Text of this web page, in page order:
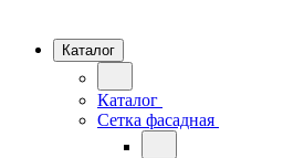
Каталог
Каталог
Сетка фасадная